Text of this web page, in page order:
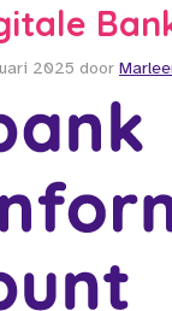
2025 door